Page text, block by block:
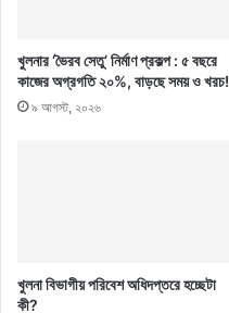
খুলনার ‘ভৈরব সেতু’ নির্মাণ প্রকল্প : ৫ বছরে
কাজের অগ্রগতি ২০%, বাড়ছে সময় ও খরচ!
৯ আগস্ট, ২০২৬
খুলনা বিভাগীয় পরিবেশ অধিদপ্তরে হচ্ছেটা
কী?